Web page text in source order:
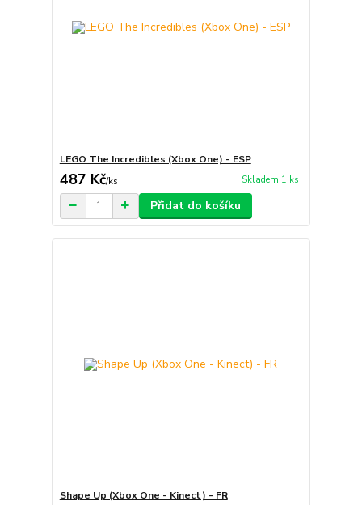
LEGO The Incredibles (Xbox One) - ESP
487 Kč/ks Skladem 1 ks
Přidat do košíku
Shape Up (Xbox One - Kinect) - FR